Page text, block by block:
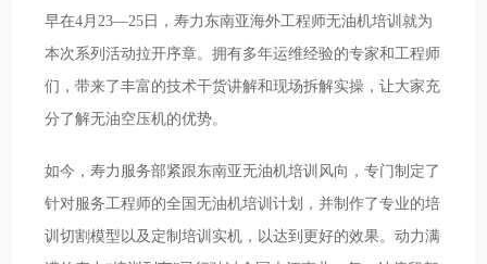
早在4月23—25日，寿力东南亚海外工程师无油机培训就为
本次系列活动拉开序章。拥有多年运维经验的专家和工程师
们，带来了丰富的技术干货讲解和现场拆解实操，让大家充
分了解无油空压机的优势。
如今，寿力服务部紧跟东南亚无油机培训风向，专门制定了
针对服务工程师的全国无油机培训计划，并制作了专业的培
训切割模型以及定制培训实机，以达到更好的效果。动力满